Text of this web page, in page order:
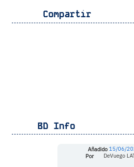
Compartir
BD Info
Añadido 15/06/
Por
DeVuego